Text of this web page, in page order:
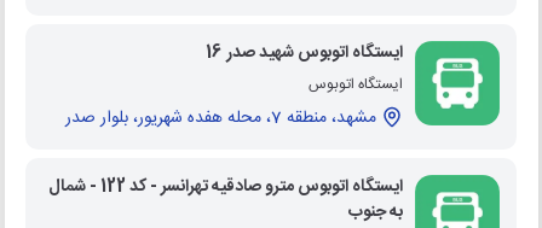
ایستگاه اتوبوس شهید صدر 16
ایستگاه اتوبوس
مشهد، منطقه 7، محله هفده شهریور، بلوار صدر
ایستگاه اتوبوس مترو صادقیه تهرانسر - کد 122 - شمال
به جنوب